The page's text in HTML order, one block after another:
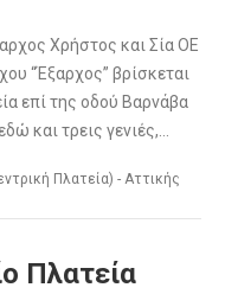
Χρήστος και Σία ΟΕ
“Έξαρχος” βρίσκεται
επί της οδού Βαρνάβα
και τρεις γενιές,…
Πλατεία) - Αττικής
Πλατεία